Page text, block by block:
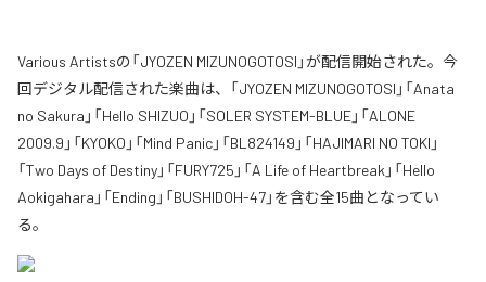
Various Artistsの「JYOZEN MIZUNOGOTOSI」が配信開始された。今
回デジタル配信された楽曲は、「JYOZEN MIZUNOGOTOSI」「Anata
no Sakura」「Hello SHIZUO」「SOLER SYSTEM-BLUE」「ALONE
2009.9」「KYOKO」「Mind Panic」「BL824149」「HAJIMARI NO TOKI」
「Two Days of Destiny」「FURY725」「A Life of Heartbreak」「Hello
Aokigahara」「Ending」「BUSHIDOH-47」を含む全15曲となってい
る。